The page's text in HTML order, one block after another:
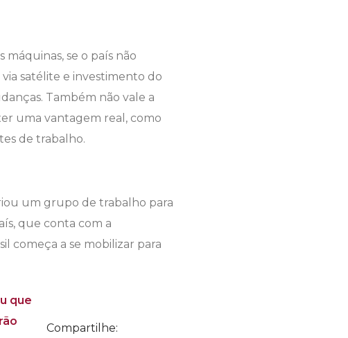
se o país não
satélite e investimento do
Também não vale a
uma vantagem real, como
de trabalho.
um grupo de trabalho para
que conta com a
começa a se mobilizar para
Compartilhe: